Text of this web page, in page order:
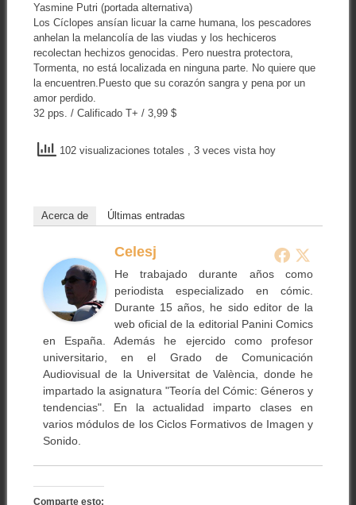
Yasmine Putri (portada alternativa)
Los Cíclopes ansían licuar la carne humana, los pescadores
anhelan la melancolía de las viudas y los hechiceros
recolectan hechizos genocidas. Pero nuestra protectora,
Tormenta, no está localizada en ninguna parte. No quiere que
la encuentren.Puesto que su corazón sangra y pena por un
amor perdido.
32 pps. / Calificado T+ / 3,99 $
102 visualizaciones totales , 3 veces vista hoy
Acerca de Últimas entradas
Celesj
He trabajado durante años como
periodista especializado en cómic.
Durante 15 años, he sido editor de la
web oficial de la editorial Panini Comics
en España. Además he ejercido como profesor
universitario, en el Grado de Comunicación
Audiovisual de la Universitat de València, donde he
impartado la asignatura "Teoría del Cómic: Géneros y
tendencias". En la actualidad imparto clases en
varios módulos de los Ciclos Formativos de Imagen y
Sonido.
Comparte esto: